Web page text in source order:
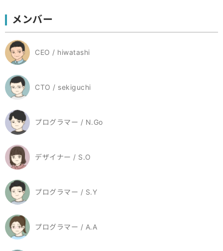
メンバー
CEO / hiwatashi
CTO / sekiguchi
プログラマー / N.Go
デザイナー / S.O
プログラマー / S.Y
プログラマー / A.A